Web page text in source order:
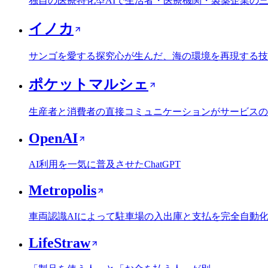
イノカ
サンゴを愛する探究心が生んだ、海の環境を再現する
ポケットマルシェ
生産者と消費者の直接コミュニケーションがサービス
OpenAI
AI利用を一気に普及させたChatGPT
Metropolis
車両認識AIによって駐車場の入出庫と支払を完全自動化
LifeStraw